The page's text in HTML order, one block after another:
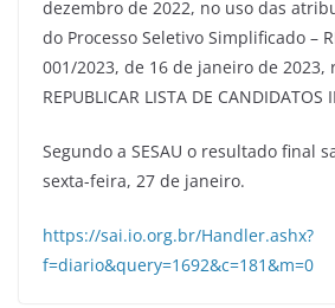
dezembro de 2022, no uso das
do Processo Seletivo Simplificado –
001/2023, de 16 de janeiro de 2023,
REPUBLICAR LISTA DE CANDIDATOS
Segundo a SESAU o resultado final
sexta-feira, 27 de janeiro.
https://sai.io.org.br/Handler.ashx?
f=diario&query=1692&c=181&m=0